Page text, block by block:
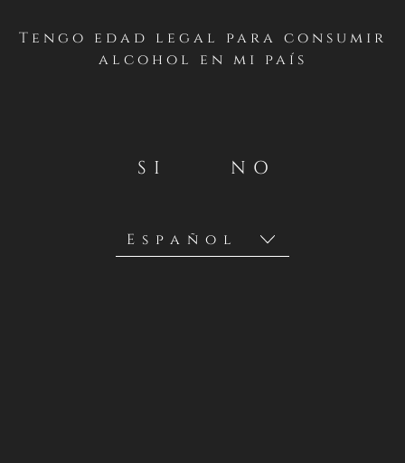
Tengo edad legal para consumir
alcohol en mi país
SI NO